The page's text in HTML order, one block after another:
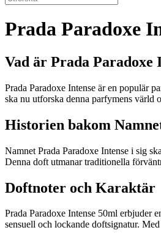
Prada Paradoxe
Vad är Prada Paradoxe
Prada Paradoxe Intense är en populär
ska nu utforska denna parfymens värld
Historien bakom
Namnet Prada Paradoxe Intense i sig
Denna doft utmanar traditionella
Doftnoter och Karaktär
Prada Paradoxe Intense 50ml erbjuder
sensuell och lockande doftsignatur.